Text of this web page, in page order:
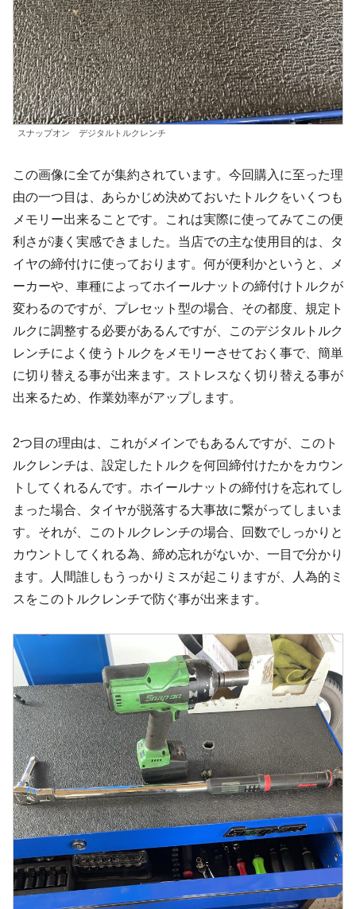
スナップオン デジタルトルクレンチ
この画像に全てが集約されています。今回購入に至った理
由の一つ目は、あらかじめ決めておいたトルクをいくつも
メモリー出来ることです。これは実際に使ってみてこの便
利さが凄く実感できました。当店での主な使用目的は、タ
イヤの締付けに使っております。何が便利かというと、メ
ーカーや、車種によってホイールナットの締付けトルクが
変わるのですが、プレセット型の場合、その都度、規定ト
ルクに調整する必要があるんですが、このデジタルトルク
レンチによく使うトルクをメモリーさせておく事で、簡単
に切り替える事が出来ます。ストレスなく切り替える事が
出来るため、作業効率がアップします。
2つ目の理由は、これがメインでもあるんですが、このト
ルクレンチは、設定したトルクを何回締付けたかをカウン
トしてくれるんです。ホイールナットの締付けを忘れてし
まった場合、タイヤが脱落する大事故に繋がってしまいま
す。それが、このトルクレンチの場合、回数でしっかりと
カウントしてくれる為、締め忘れがないか、一目で分かり
ます。人間誰しもうっかりミスが起こりますが、人為的ミ
スをこのトルクレンチで防ぐ事が出来ます。